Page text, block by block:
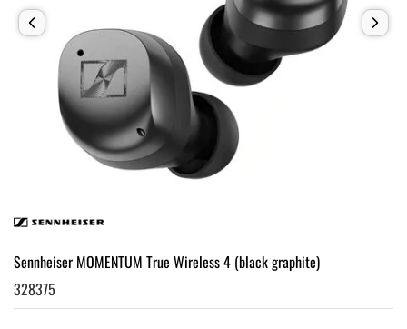
Sennheiser MOMENTUM True Wireless 4 (black graphite)
328375